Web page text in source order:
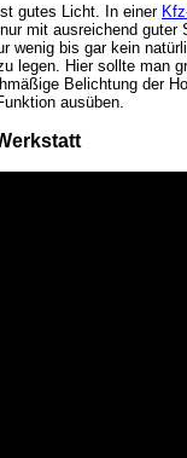
gutes Licht. In einer
mit ausreichend
wenig bis gar kein
legen. Hier sollte man
Belichtung der
ausüben.